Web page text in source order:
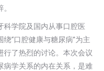
科学院及国内从事口腔医
“口腔健康与糖尿病”为主
行了热烈的讨论。本次会议
病学关系的内在关系，是难